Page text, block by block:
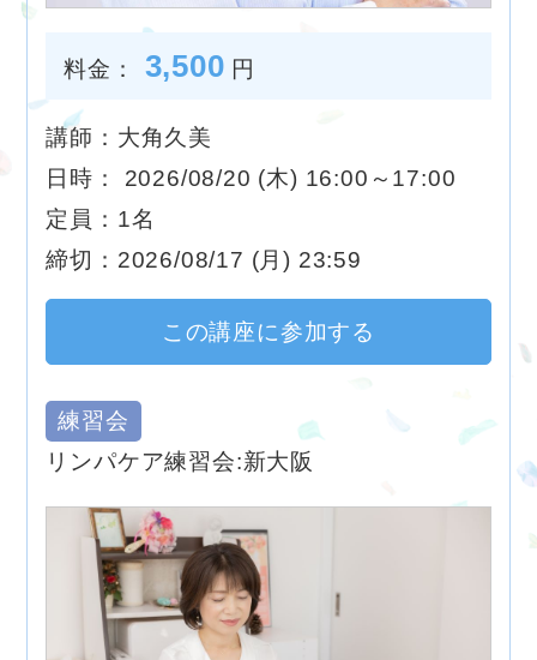
料金： 3,500 円
講師：大角久美
日時： 2026/08/20 (木) 16:00～17:00
定員：1名
締切：2026/08/17 (月) 23:59
この講座に参加する
練習会
リンパケア練習会:新大阪